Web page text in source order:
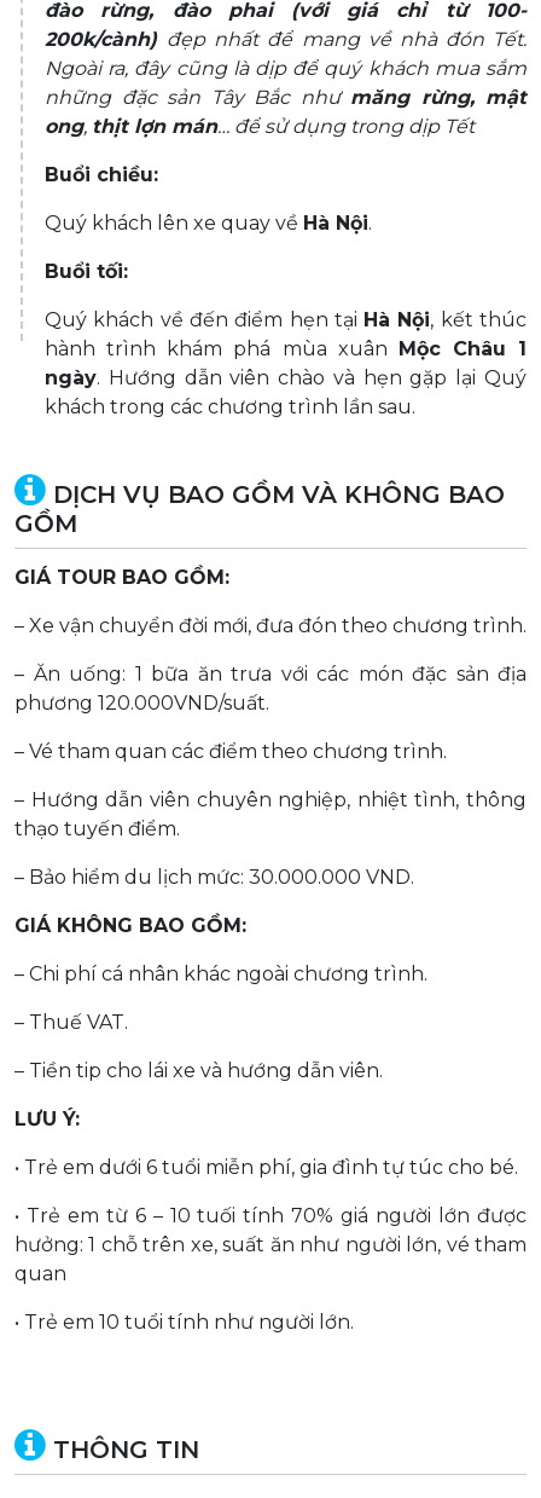
đào rừng, đào phai
(với giá chỉ từ 100-
200k/cành) đẹp nhất để mang về nhà đón Tết.
Ngoài ra, đây cũng là dịp để quý khách mua sắm
những đặc sản Tây Bắc như măng rừng, mật
ong, thịt lợn mán… để sử dụng trong dịp Tết
Buổi chiều:
Quý khách lên xe quay về Hà Nội.
Buổi tối:
Quý khách về đến điểm hẹn tại Hà Nội, kết thúc
hành trình khám phá mùa xuân Mộc Châu 1
ngày. Hướng dẫn viên chào và hẹn gặp lại Quý
khách trong các chương trình lần sau.
DỊCH VỤ BAO GỒM VÀ KHÔNG BAO
GỒM
GIÁ TOUR BAO GỒM:
– Xe vận chuyển đời mới, đưa đón theo chương trình.
– Ăn uống: 1 bữa ăn trưa với các món đặc sản địa
phương 120.000VND/suất.
– Vé tham quan các điểm theo chương trình.
– Hướng dẫn viên chuyên nghiệp, nhiệt tình, thông
thạo tuyến điểm.
– Bảo hiểm du lịch mức: 30.000.000 VND.
GIÁ KHÔNG BAO GỒM:
– Chi phí cá nhân khác ngoài chương trình.
– Thuế VAT.
– Tiền tip cho lái xe và hướng dẫn viên.
LƯU Ý:
• Trẻ em dưới 6 tuổi miễn phí, gia đình tự túc cho bé.
• Trẻ em từ 6 – 10 tuối tính 70% giá người lớn được
hưởng: 1 chỗ trên xe, suất ăn như người lớn, vé tham
quan
• Trẻ em 10 tuổi tính như người lớn.
THÔNG TIN